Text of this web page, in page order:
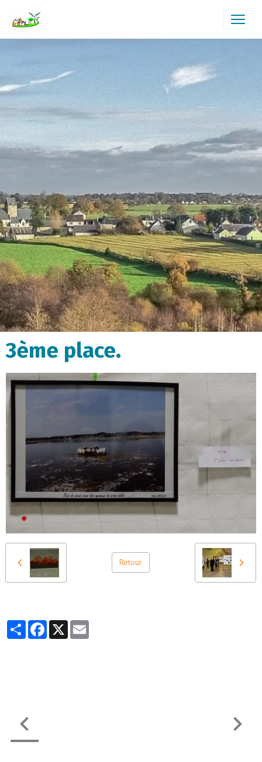
3ème place.
Retour
PartagerFacebook
X